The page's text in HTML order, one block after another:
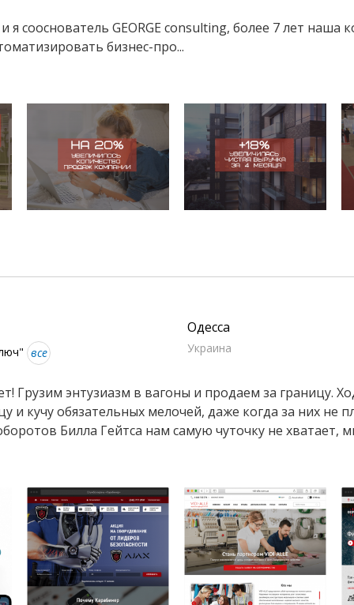
я сооснователь GEORGE consulting, более 7 лет
бизнес-про...
все
Одесса
Украина
Грузим энтузиазм в вагоны и продаем за границу.
и кучу обязательных мелочей, даже когда за них не
Билла Гейтса нам самую чуточку не хватает,